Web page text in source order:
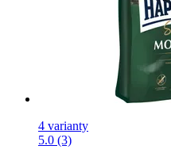
4 varianty
5.0 (3)